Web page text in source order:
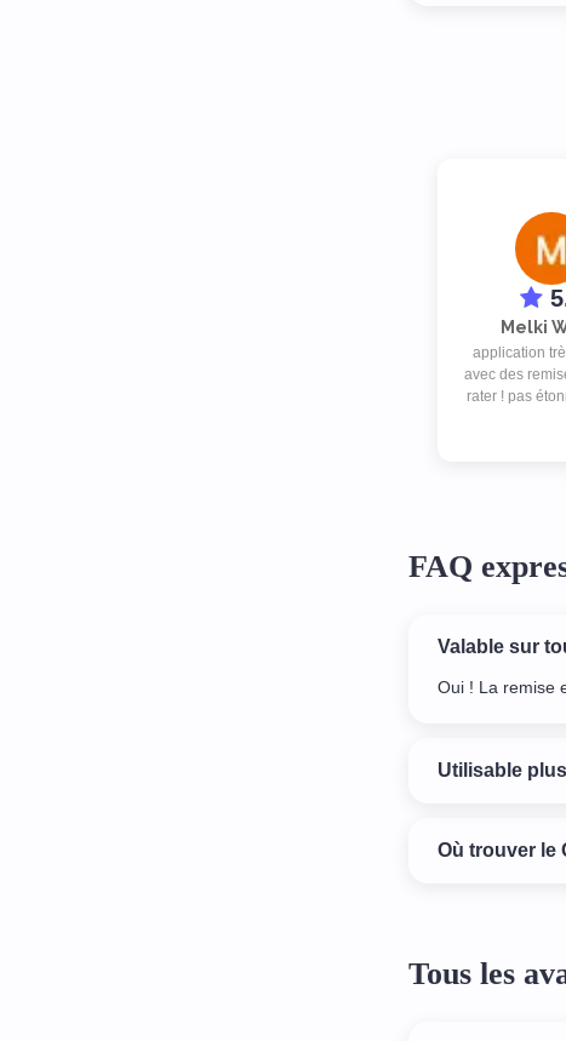
Melki
application
avec des
rater ! pas
FAQ
Valable sur
Oui ! La remise
Utilisable
Où trouver le
Tous les